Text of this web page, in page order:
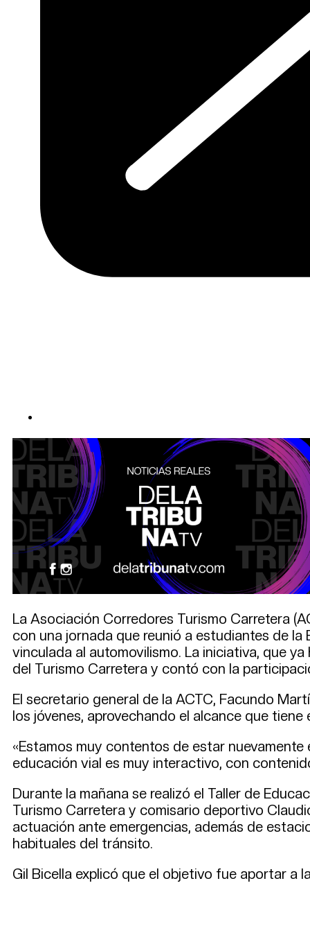
La Asociación Corredores Turismo Carretera
con una jornada que reunió a estudiantes de la
vinculada al automovilismo. La iniciativa, que
del Turismo Carretera y contó con la
El secretario general de la ACTC, Facundo
los jóvenes, aprovechando el alcance que
«Estamos muy contentos de estar
educación vial es muy interactivo, con
Durante la mañana se realizó el Taller de
Turismo Carretera y comisario deportivo
actuación ante emergencias, además de
habituales del tránsito.
Gil Bicella explicó que el objetivo fue aportar a